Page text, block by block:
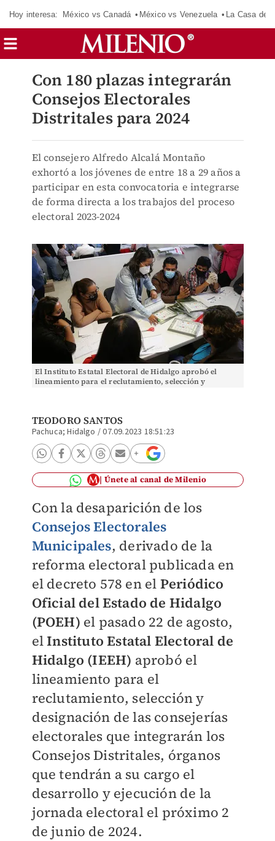
Hoy interesa: México vs Canadá México vs Venezuela La Casa de
Con 180 plazas integrarán
Consejos Electorales
Distritales para 2024
El consejero Alfredo Alcalá Montaño
exhortó a los jóvenes de entre 18 a 29 años a
participar en esta convocatoria e integrarse
de forma directa a los trabajos del proceso
electoral 2023-2024
El Instituto Estatal Electoral de Hidalgo aprobó el
lineamiento para el reclutamiento, selección y
TEODORO SANTOS
Pachuca; Hidalgo /07.09.2023 18:51:23
Únete al canal de Milenio
Con la desaparición de los
Consejos Electorales
Municipales, derivado de la
reforma electoral publicada en
el decreto 578 en el Periódico
Oficial del Estado de Hidalgo
(POEH) el pasado 22 de agosto,
elInstituto Estatal Electoral de
Hidalgo (IEEH) aprobó el
lineamiento para el
reclutamiento, selección y
designación de las consejerías
electorales que integrarán los
Consejos Distritales, órganos
que tendrán a su cargo el
desarrollo y ejecución de la
jornada electoral el próximo 2
de junio de 2024.